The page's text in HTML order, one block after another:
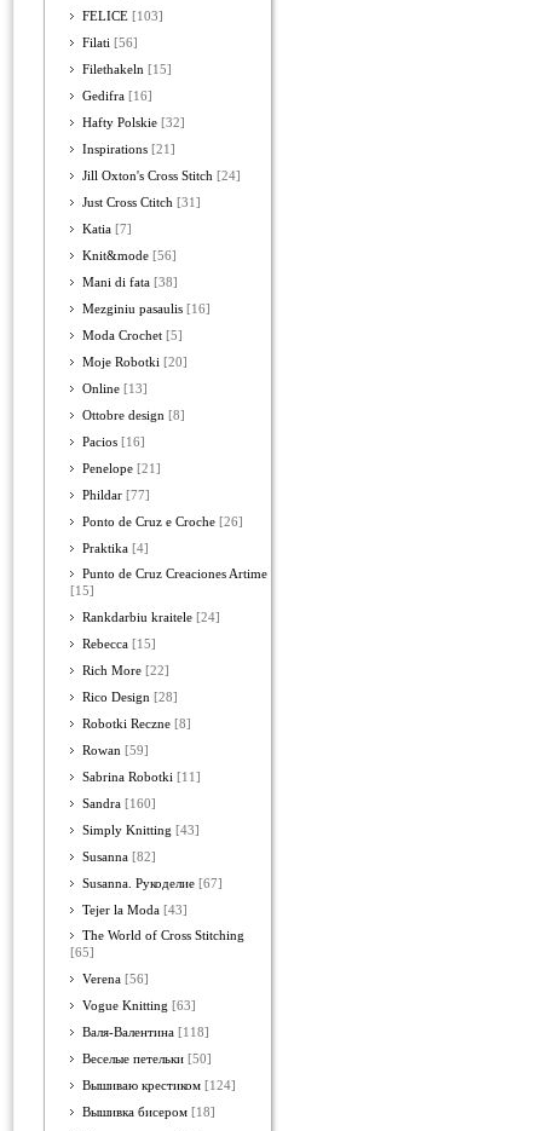
FELICE [103]
Filati [56]
Filethakeln [15]
Gedifra [16]
Hafty Polskie [32]
Inspirations [21]
Jill Oxton's Cross Stitch [24]
Just Cross Ctitch [31]
Katia [7]
Knit&mode [56]
Mani di fata [38]
Mezginiu pasaulis [16]
Moda Crochet [5]
Moje Robotki [20]
Online [13]
Ottobre design [8]
Pacios [16]
Penelope [21]
Phildar [77]
Ponto de Cruz e Croche [26]
Praktika [4]
Punto de Cruz Creaciones Artime
[15]
Rankdarbiu kraitele [24]
Rebecca [15]
Rich More [22]
Rico Design [28]
Robotki Reczne [8]
Rowan [59]
Sabrina Robotki [11]
Sandra [160]
Simply Knitting [43]
Susanna [82]
Susanna. Рукоделие [67]
Tejer la Moda [43]
The World of Cross Stitching
[65]
Verena [56]
Vogue Knitting [63]
Валя-Валентина [118]
Веселые петельки [50]
Вышиваю крестиком [124]
Вышивка бисером [18]